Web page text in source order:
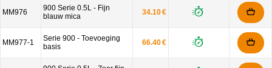
MM976
900 Serie 0.5L - Fijn
blauw mica
34.10 €
MM977-1
Serie 900 - Toevoeging
basis
66.40 €